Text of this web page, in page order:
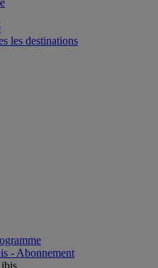
les destinations
- Abonnement